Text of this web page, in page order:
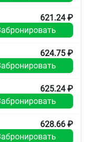
621.24 ₽
624.75 ₽
625.24 ₽
628.66 ₽